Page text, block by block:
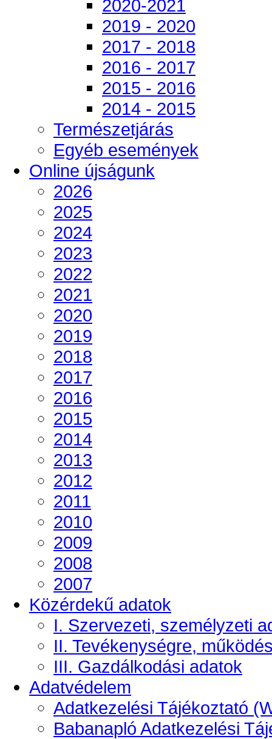
2020-2021
2019 - 2020
2017 - 2018
2016 - 2017
2015 - 2016
2014 - 2015
Természetjárás
Egyéb események
Online újságunk
2026
2025
2024
2023
2022
2021
2020
2019
2018
2017
2016
2015
2014
2013
2012
2011
2010
2009
2008
2007
Közérdekű adatok
I. Szervezeti, személyzeti
II. Tevékenységre,
III. Gazdálkodási adatok
Adatvédelem
Adatkezelési Tájékoztató
Babanapló Adatkezelési